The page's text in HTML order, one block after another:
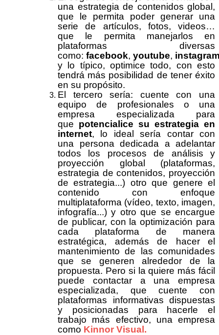
una estrategia de contenidos global,
que le permita poder generar una
serie de artículos, fotos, videos…
que le permita manejarlos en
plataformas diversas
como: facebook, youtube,
y lo típico, optimice todo, con esto
tendrá más posibilidad de tener éxito
en su propósito.
El tercero sería: cuente con una
equipo de profesionales o una
empresa especializada para
que potencialice su estrategia en
internet, lo ideal sería contar con
una persona dedicada a adelantar
todos los procesos de análisis y
proyección global (plataformas,
estrategia de contenidos, proyección
de estrategia...) otro que genere el
contenido con enfoque
multiplataforma (vídeo, texto, imagen,
infografía...) y otro que se encargue
de publicar, con la optimización para
cada plataforma de manera
estratégica, además de hacer el
mantenimiento de las comunidades
que se generen alrededor de la
propuesta. Pero si la quiere más fácil
puede contactar a una empresa
especializada, que cuente con
plataformas informativas dispuestas
y posicionadas para hacerle el
trabajo más efectivo, una empresa
como Kinnor Visual.